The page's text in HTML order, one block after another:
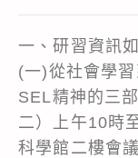
一、研習資訊
(一)從社會學
SEL精神的三
二）上午10時
科學館二樓會